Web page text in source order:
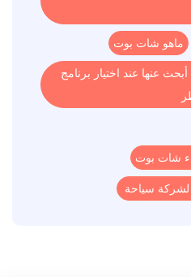
ماهو شات بوت
عنها عند اختيار برنامج
شات بوت
سياحة